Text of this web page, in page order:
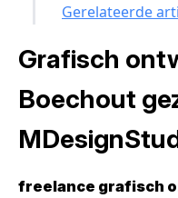
Gerelateerde
Grafisch
Boechout
freelance grafisch